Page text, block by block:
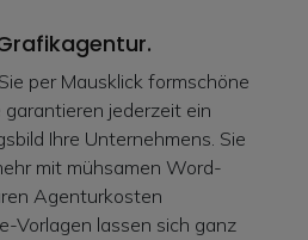
per Mausklick formschöne
garantieren jederzeit ein
Ihre Unternehmens. Sie
mit mühsamen Word-
Agenturkosten
Vorlagen lassen sich ganz